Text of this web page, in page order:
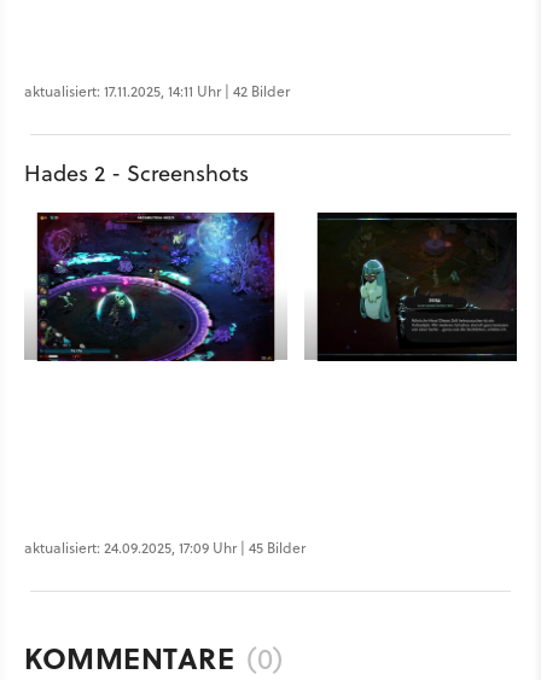
aktualisiert: 17.11.2025, 14:11 Uhr | 42 Bilder
Hades 2 - Screenshots
aktualisiert: 24.09.2025, 17:09 Uhr | 45 Bilder
KOMMENTARE (0)